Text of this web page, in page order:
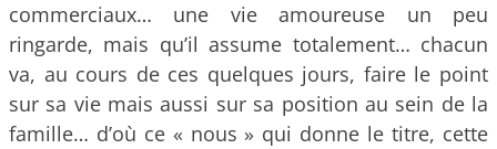
commerciaux… une vie amoureuse un peu
ringarde, mais qu’il assume totalement… chacun
va, au cours de ces quelques jours, faire le point
sur sa vie mais aussi sur sa position au sein de la
famille… d’où ce « nous » qui donne le titre, cette